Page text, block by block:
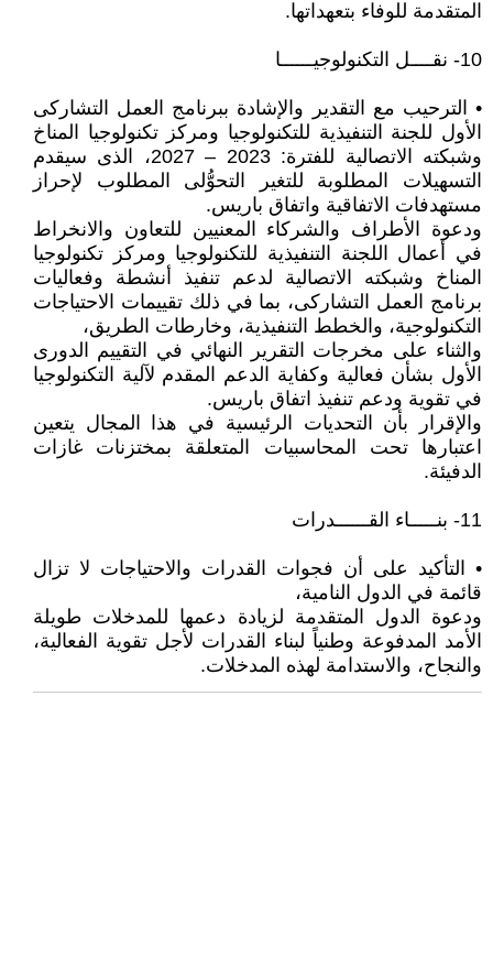
المتقدمة للوفاء بتعهداتها.
10- نقــــل التكنولوجيــــــا
• الترحيب مع التقدير والإشادة ببرنامج العمل التشاركى
الأول للجنة التنفيذية للتكنولوجيا ومركز تكنولوجيا المناخ
وشبكته الاتصالية للفترة: 2023 – 2027، الذى سيقدم
التسهيلات المطلوبة للتغير التحوُّلى المطلوب لإحراز
مستهدفات الاتفاقية واتفاق باريس.
ودعوة الأطراف والشركاء المعنيين للتعاون والانخراط
في أعمال اللجنة التنفيذية للتكنولوجيا ومركز تكنولوجيا
المناخ وشبكته الاتصالية لدعم تنفيذ أنشطة وفعاليات
برنامج العمل التشاركى، بما في ذلك تقييمات الاحتياجات
التكنولوجية، والخطط التنفيذية، وخارطات الطريق،
والثناء على مخرجات التقرير النهائي في التقييم الدورى
الأول بشأن فعالية وكفاية الدعم المقدم لآلية التكنولوجيا
في تقوية ودعم تنفيذ اتفاق باريس.
والإقرار بأن التحديات الرئيسية في هذا المجال يتعين
اعتبارها تحت المحاسبيات المتعلقة بمختزنات غازات
الدفيئة.
11- بنـــــاء القــــــدرات
• التأكيد على أن فجوات القدرات والاحتياجات لا تزال
قائمة في الدول النامية،
ودعوة الدول المتقدمة لزيادة دعمها للمدخلات طويلة
الأمد المدفوعة وطنياً لبناء القدرات لأجل تقوية الفعالية،
والنجاح، والاستدامة لهذه المدخلات.